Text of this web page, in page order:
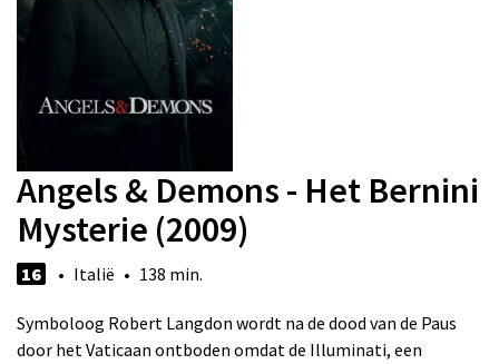
Angels & Demons - Het Bernini
Mysterie (2009)
16 • Italië • 138 min.
Symboloog Robert Langdon wordt na de dood van de Paus
door het Vaticaan ontboden omdat de Illuminati, een